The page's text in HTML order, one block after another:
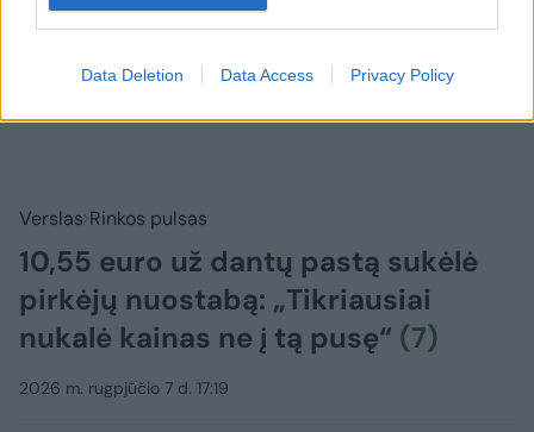
Data Deletion Data Access Privacy Policy
Verslas Rinkos pulsas
10,55 euro už dantų pastą sukėlė
pirkėjų nuostabą: „Tikriausiai
nukalė kainas ne į tą pusę“ (7)
2026 m. rugpjūčio 7 d. 17:19